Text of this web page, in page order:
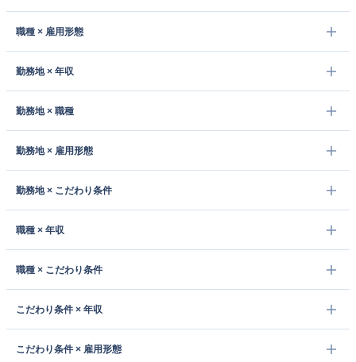
職種 × 雇用形態
勤務地 × 年収
勤務地 × 職種
勤務地 × 雇用形態
勤務地 × こだわり条件
職種 × 年収
職種 × こだわり条件
こだわり条件 × 年収
こだわり条件 × 雇用形態